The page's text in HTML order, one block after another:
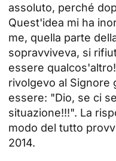
assoluto, perché
Quest'idea mi ha
me, quella parte
sopravviveva, si
essere
rivolgevo al Signore
essere: "Dio, se ci
situazione!!!". La
modo del tutto
2014.